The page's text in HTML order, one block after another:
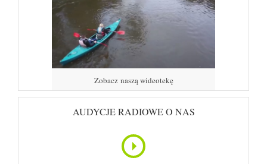
Zobacz naszą wideotekę
AUDYCJE RADIOWE O NAS